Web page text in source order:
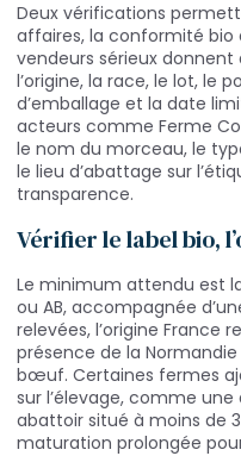
Deux vérifications
affaires, la conformité bio
vendeurs sérieux
l’origine, la race, le lot, le
d’emballage et la date
acteurs comme Ferme
le nom du morceau, le
le lieu d’abattage sur
transparence.
Vérifier le label bio,
Le minimum attendu est
ou AB, accompagnée
relevées, l’origine France
présence de la
bœuf. Certaines fermes
sur l’élevage, comme
abattoir situé à moins de
maturation prolongée